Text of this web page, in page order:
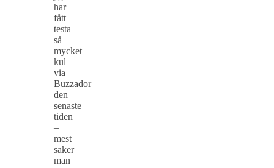
har
fått
testa
så
mycket
kul
via
Buzzador
den
senaste
tiden
–
mest
saker
man